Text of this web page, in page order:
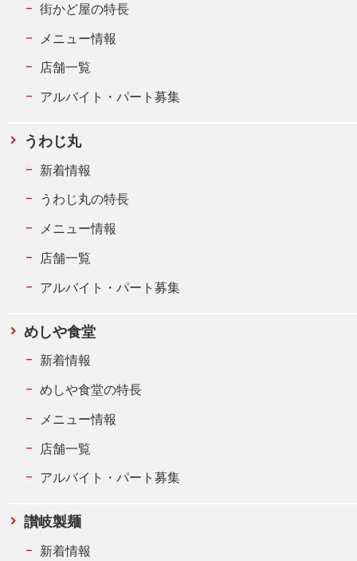
街かど屋の特長
メニュー情報
店舗一覧
アルバイト・パート募集
うわじ丸
新着情報
うわじ丸の特長
メニュー情報
店舗一覧
アルバイト・パート募集
めしや食堂
新着情報
めしや食堂の特長
メニュー情報
店舗一覧
アルバイト・パート募集
讃岐製麺
新着情報